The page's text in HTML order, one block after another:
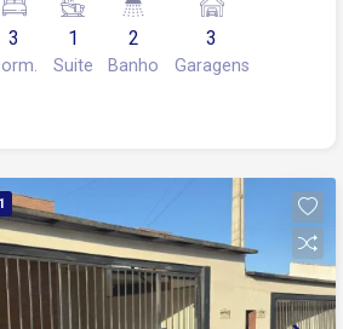
3 1
Suite
2
Banho
3
Garagens